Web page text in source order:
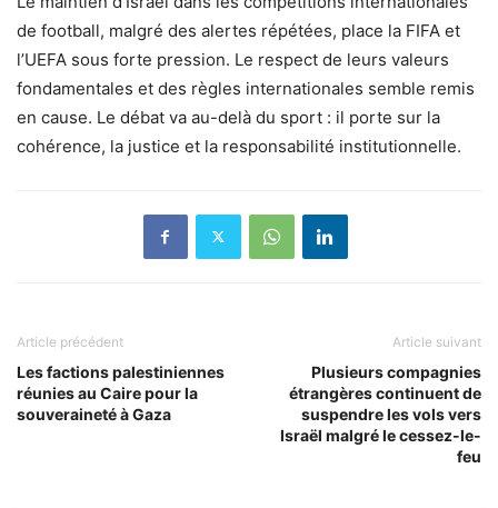
de football, malgré des alertes répétées, place la FIFA et
l’UEFA sous forte pression. Le respect de leurs valeurs
fondamentales et des règles internationales semble remis
en cause. Le débat va au-delà du sport : il porte sur la
cohérence, la justice et la responsabilité institutionnelle.
Article précédent
Les factions palestiniennes
réunies au Caire pour la
souveraineté à Gaza
Article suivant
Plusieurs compagnies
étrangères continuent de
suspendre les vols vers
Israël malgré le cessez-le-
feu